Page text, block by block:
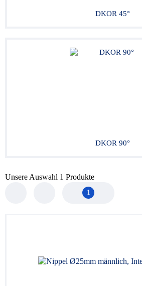
DKOR 45°
DKOR 90°
Unsere Auswahl 1 Produkte
1